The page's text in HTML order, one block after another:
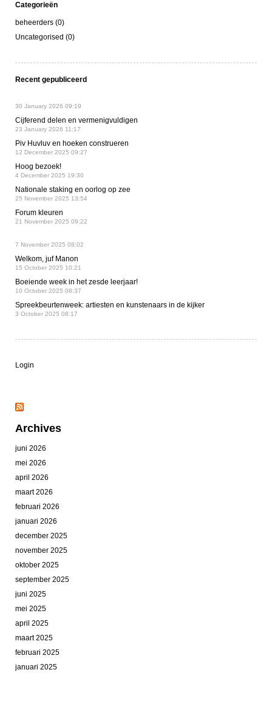
Categorieën
beheerders (0)
Uncategorised (0)
Recent gepubliceerd
30 January 2026 09:19
Cijferend delen en vermenigvuldigen
23 January 2026 11:17
Piv Huvluv en hoeken construeren
12 December 2025 09:27
Hoog bezoek!
4 December 2025 19:30
Nationale staking en oorlog op zee
25 November 2025 13:54
Forum kleuren
21 November 2025 09:22
7 November 2025 08:02
Welkom, juf Manon
15 October 2025 10:21
Boeiende week in het zesde leerjaar!
10 October 2025 08:37
Spreekbeurtenweek: artiesten en kunstenaars in de kijker
3 October 2025 08:17
Login
Archives
juni 2026
mei 2026
april 2026
maart 2026
februari 2026
januari 2026
december 2025
november 2025
oktober 2025
september 2025
juni 2025
mei 2025
april 2025
maart 2025
februari 2025
januari 2025